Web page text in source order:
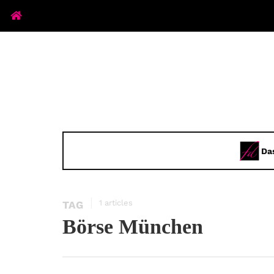
TAG 1 articles
Börse München